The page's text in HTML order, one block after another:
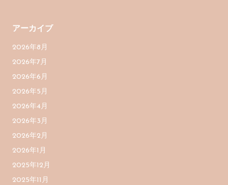
アーカイブ
2026年8月
2026年7月
2026年6月
2026年5月
2026年4月
2026年3月
2026年2月
2026年1月
2025年12月
2025年11月